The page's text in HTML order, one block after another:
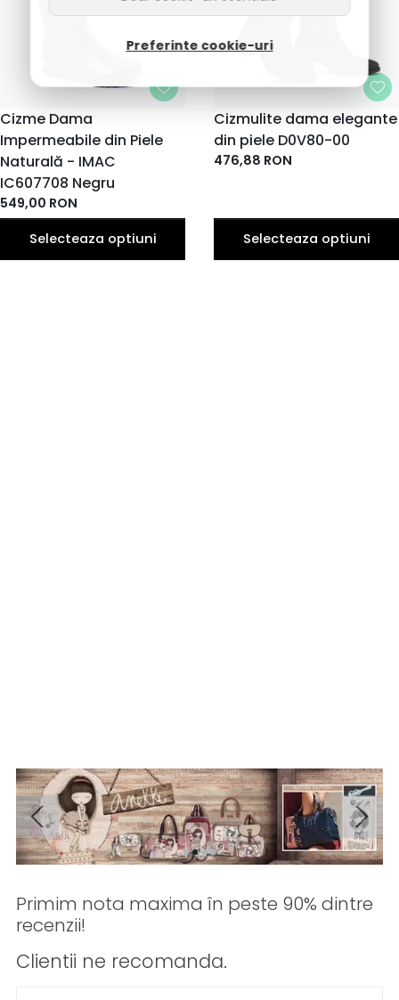
MARIME
36
EU
37
EU
38
EU
39
EU
40
EU
41
EU
Cizme Dama
Impermeabile din Piele
Naturală - IMAC
IC607708 Negru
549,00 RON
Selecteaza optiuni
MARIME
36
EU
37
EU
38
EU
39
EU
41
Cizmulite dama elegante
din piele D0V80-00
476,88 RON
Selecteaza optiuni
Preferinte cookie-uri
Primim nota maxima în peste 90% dintre
recenzii!
Clientii ne recomanda.